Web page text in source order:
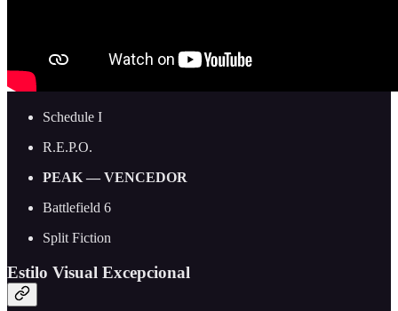
Schedule I
R.E.P.O.
PEAK — VENCEDOR
Battlefield 6
Split Fiction
Estilo Visual Excepcional